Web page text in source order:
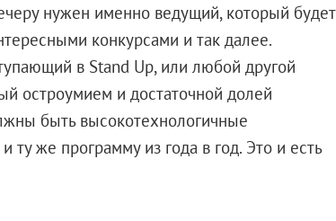
нужен именно ведущий, который будет
конкурсами и так далее.
в Stand Up, или любой другой
остроумием и достаточной долей
быть высокотехнологичные
ту же программу из года в год. Это и есть